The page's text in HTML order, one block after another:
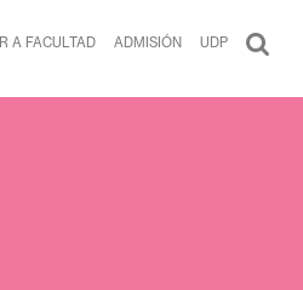
IR A FACULTAD ADMISIÓN UDP